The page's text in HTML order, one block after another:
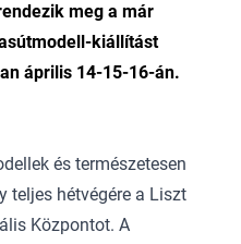
meg a már
kiállítást
április 14-15-16-án.
és természetesen
teljes hétvégére a Liszt
Központot. A